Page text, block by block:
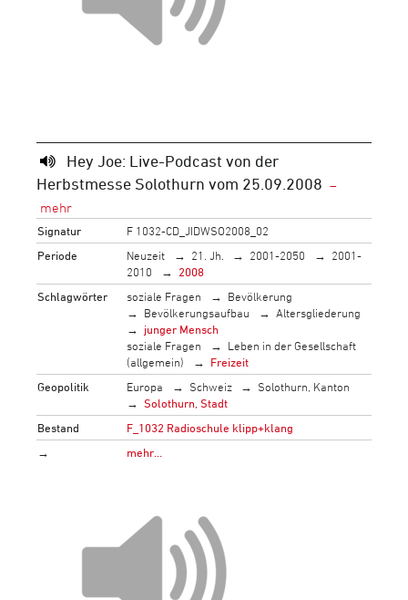
Hey Joe: Live-Podcast von der
Herbstmesse Solothurn vom 25.09.2008
Signatur
F 1032-CD_JIDWSO2008_02
Periode
Neuzeit 21. Jh. 2001-2050
2001-
2010
2008
Schlagwörter
soziale Fragen
Bevölkerung
Bevölkerungsaufbau
Altersgliederung
junger Mensch
soziale Fragen
Leben in der Gesellschaft
(allgemein)
Freizeit
Geopolitik
Europa Schweiz
Solothurn, Kanton
Solothurn, Stadt
Bestand
F_1032 Radioschule klipp+klang
→
mehr…